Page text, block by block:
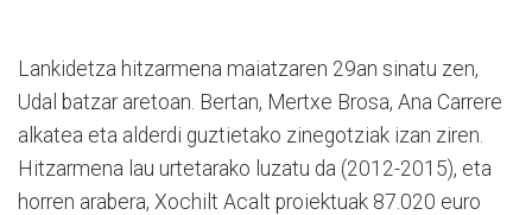
Lankidetza hitzarmena maiatzaren 29an sinatu zen,
Udal batzar aretoan. Bertan, Mertxe Brosa, Ana Carrere
alkatea eta alderdi guztietako zinegotziak izan ziren.
Hitzarmena lau urtetarako luzatu da (2012-2015), eta
horren arabera, Xochilt Acalt proiektuak 87.020 euro